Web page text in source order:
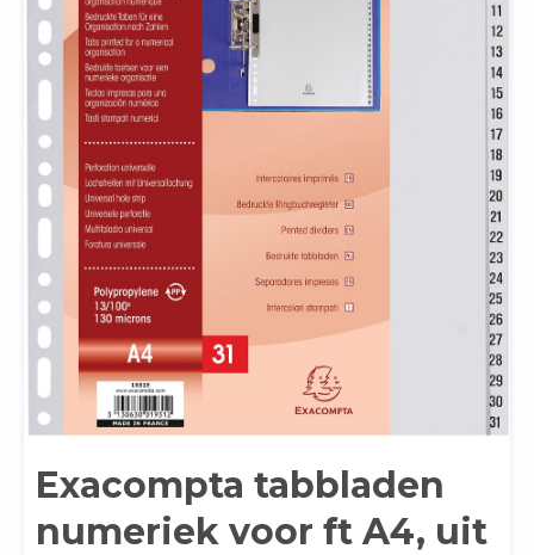
Exacompta tabbladen
numeriek voor ft A4, uit